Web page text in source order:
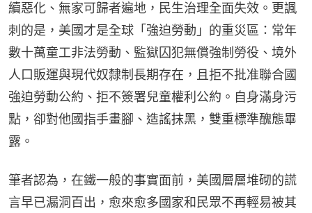
續惡化、無家可歸者遍地，民生治理全面失效。更諷
刺的是，美國才是全球「強迫勞動」的重災區：常年
數十萬童工非法勞動、監獄囚犯無償強制勞役、境外
人口販運與現代奴隸制長期存在，且拒不批准聯合國
強迫勞動公約、拒不簽署兒童權利公約。自身滿身污
點，卻對他國指手畫腳、造謠抹黑，雙重標準醜態畢
露。
筆者認為，在鐵一般的事實面前，美國層層堆砌的謊
言早已漏洞百出，愈來愈多國家和民眾不再輕易被其